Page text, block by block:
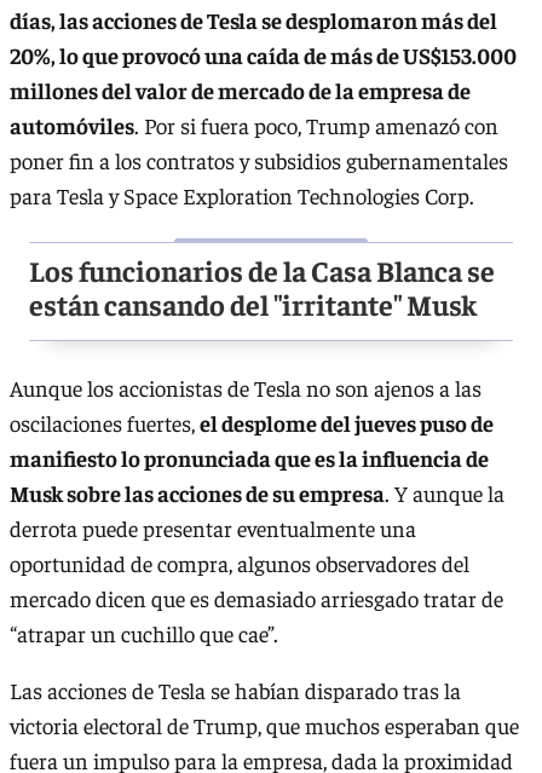
días, las acciones de Tesla se desplomaron más del
20%, lo que provocó una caída de más de US$153.000
millones del valor de mercado de la empresa de
automóviles. Por si fuera poco, Trump amenazó con
poner fin a los contratos y subsidios gubernamentales
para Tesla y Space Exploration Technologies Corp.
Los funcionarios de la Casa Blanca se
están cansando del "irritante" Musk
Aunque los accionistas de Tesla no son ajenos a las
oscilaciones fuertes,el desplome del jueves puso de
manifiesto lo pronunciada que es la influencia de
Musk sobre las acciones de su empresa. Y aunque la
derrota puede presentar eventualmente una
oportunidad de compra, algunos observadores del
mercado dicen que es demasiado arriesgado tratar de
“atrapar un cuchillo que cae”.
Las acciones de Tesla se habían disparado tras la
victoria electoral de Trump, que muchos esperaban que
fuera un impulso para la empresa, dada la proximidad